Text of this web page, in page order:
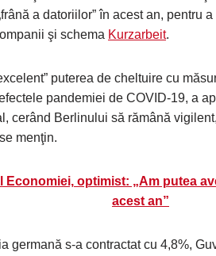
a datoriilor” în acest an, pentru
şi schema Kurzarbeit.
puterea de cheltuire cu
pandemiei de COVID-19, a
cerând Berlinului să rămână
menţin.
Economiei, optimist: „Am putea
acest an”
germană s-a contractat cu 4,8%,